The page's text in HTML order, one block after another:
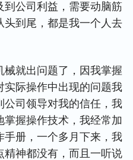
到公司利益，需要动脑筋
头到尾，都是我一个人去
就出问题了，因我掌握
实际操作中出现的问题我
公司领导对我的信任，我
掌握操作技术，我经常加
手册，一个多月下来，我
精神都没有，而且一听说